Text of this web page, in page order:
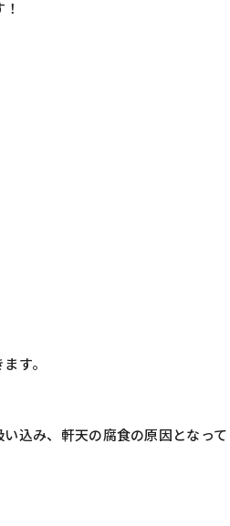
す。
込み、軒天の腐食の原因となっ